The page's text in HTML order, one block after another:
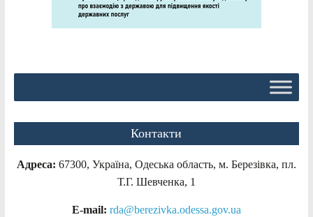
Контакти
Адреса: 67300, Україна, Одеська область, м. Березівка, пл.
Т.Г. Шевченка, 1
E-mail: rda@berezivka.odessa.gov.ua